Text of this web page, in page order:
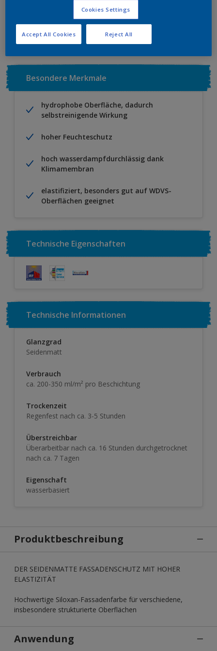
Zu Projekt hinzufügen EINEN HÄNDLER FINDEN
Besondere Merkmale
hydrophobe Oberfläche, dadurch
selbstreinigende Wirkung
hoher Feuchteschutz
hoch wasserdampfdurchlässig dank
Klimamembran
elastifiziert, besonders gut auf WDVS-
Oberflächen geeignet
Technische Eigenschaften
Technische Informationen
Glanzgrad
Seidenmatt
Verbrauch
ca. 200-350 ml/m² pro Beschichtung
Trockenzeit
Regenfest nach ca. 3-5 Stunden
Überstreichbar
Überarbeitbar nach ca. 16 Stunden durchgetrocknet
nach ca. 7 Tagen
Eigenschaft
wasserbasiert
Produktbeschreibung
DER SEIDENMATTE FASSADENSCHUTZ MIT HOHER
ELASTIZITÄT
Hochwertige Siloxan-Fassadenfarbe für verschiedene,
insbesondere strukturierte Oberflächen
Anwendung
Cookies Settings
Reject All
Accept All Cookies